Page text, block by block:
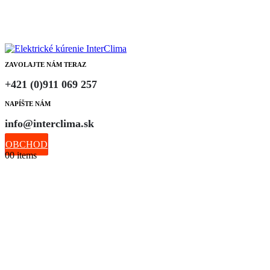
ZAVOLAJTE NÁM TERAZ
+421 (0)911 069 257
NAPÍŠTE NÁM
info@interclima.sk
OBCHOD
00 items